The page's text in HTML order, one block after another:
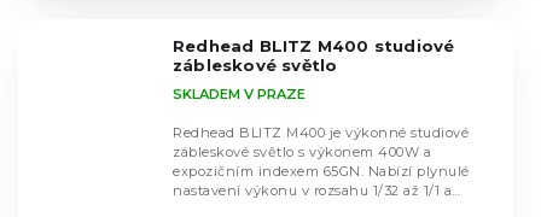
Redhead BLITZ M400 studiové
zábleskové světlo
SKLADEM V PRAZE
Redhead BLITZ M400 je výkonné studiové
zábleskové světlo s výkonem 400W a
expozičním indexem 65GN. Nabízí plynulé
nastavení výkonu v rozsahu 1/32 až 1/1 a